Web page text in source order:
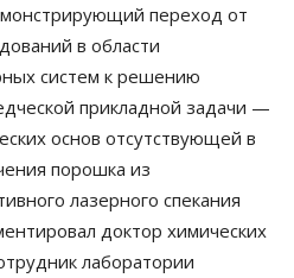
переход от
в области
систем к решению
прикладной задачи —
основ отсутствующей в
порошка из
лазерного спекания
доктор химических
лаборатории